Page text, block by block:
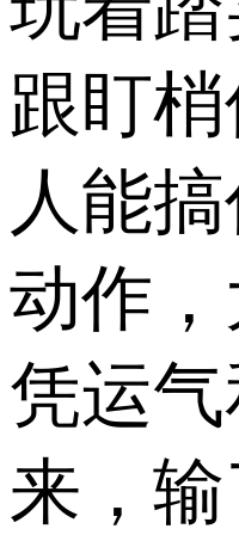
跟盯
人能
动作
凭运
来，输